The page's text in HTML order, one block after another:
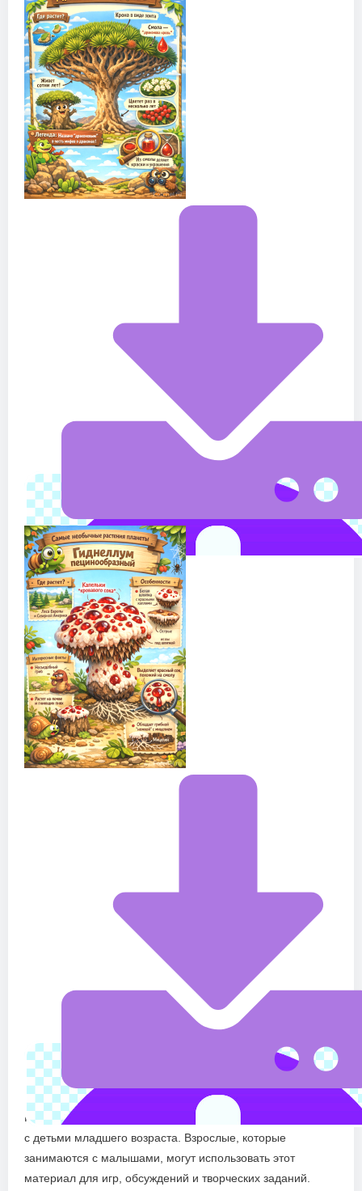
Необычные растения — отличный материал для занятий
с детьми младшего возраста. Взрослые, которые
занимаются с малышами, могут использовать этот
материал для игр, обсуждений и творческих заданий.